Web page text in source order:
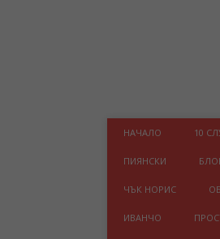
НАЧАЛО 10
ПИЯНСКИ
ЧЪК НОРИС
ИВАНЧО